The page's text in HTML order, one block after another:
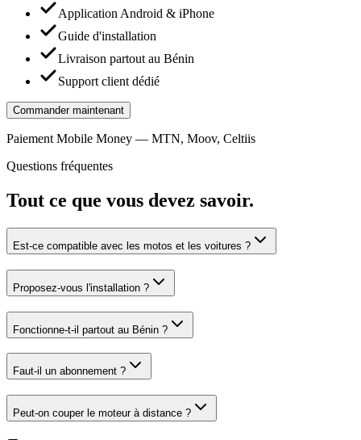
Application Android & iPhone
Guide d'installation
Livraison partout au Bénin
Support client dédié
Commander maintenant
Paiement Mobile Money — MTN, Moov, Celtiis
Questions fréquentes
Tout ce que vous devez savoir.
Est-ce compatible avec les motos et les voitures ?
Proposez-vous l'installation ?
Fonctionne-t-il partout au Bénin ?
Faut-il un abonnement ?
Peut-on couper le moteur à distance ?